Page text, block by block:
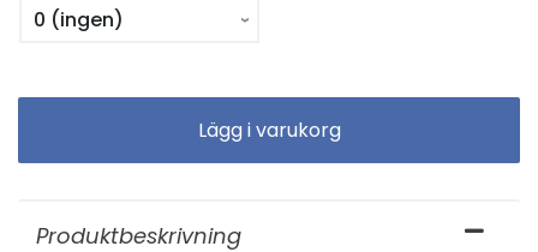
Produktbeskrivning